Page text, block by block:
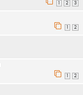
1 2 3
2
1 2